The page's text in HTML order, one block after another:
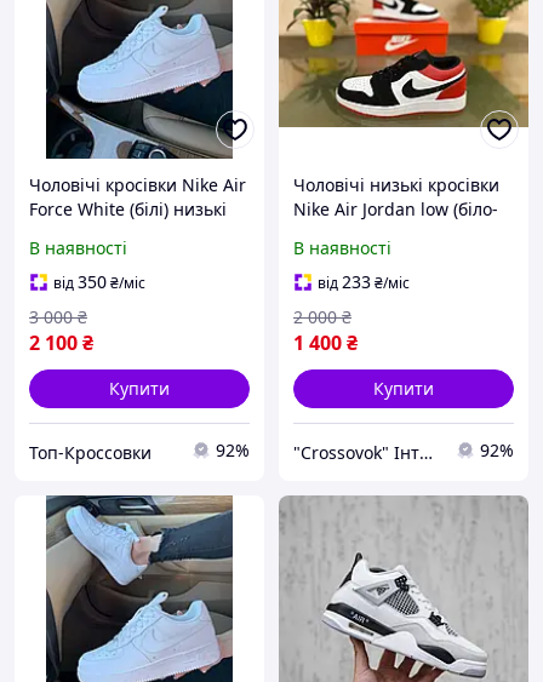
Чоловічі кросівки Nike Air
Force White (білі) низькі
монохром класика N003
top
В наявності
від350₴/міс
2 100₴
3 000 ₴
Купити
Топ-Кроссовки 92%
Чоловічі низькі кросівки
Nike Air Jordan low (біло-
яскраві круті спортивні
кроси cross
В наявності
від233₴/міс
1 400₴
2 000 ₴
Купити
"Crossovok" Інтернет-магазин 92%